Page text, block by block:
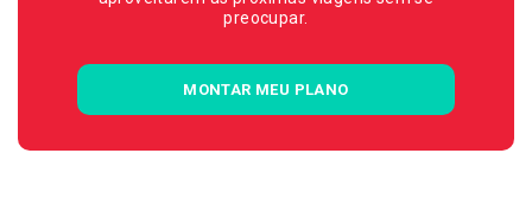
preocupar.
MONTAR MEU PLANO